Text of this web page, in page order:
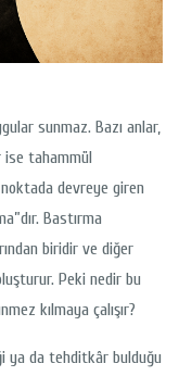
sunmaz. Bazı anlar,
ise tahammül
devreye giren
Bastırma
biridir ve diğer
Peki nedir bu
kılmaya çalışır?
ya da tehditkâr bulduğu